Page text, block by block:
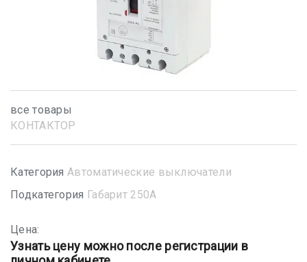
все товары
КОНТАКТОР
Категория Автоматические выключатели
Подкатегория Габарит 250А
Цена:
Узнать цену можно после регистрации в